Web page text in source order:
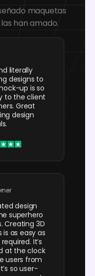
maquetas
han amado.
literally
designs to
up is so
to the client
Great
design
design
superhero
Creating 3D
as easy as
It’s
at the clock
users from
so user-